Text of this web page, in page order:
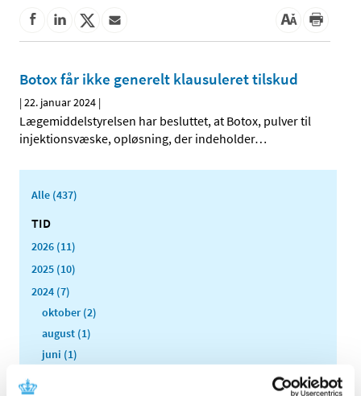
Botox får ikke generelt klausuleret tilskud
|22. januar 2024 |
Lægemiddelstyrelsen har besluttet, at Botox, pulver til
injektionsvæske, opløsning, der indeholder…
Alle (437)
TID
2026 (11)
2025 (10)
2024 (7)
oktober (2)
august (1)
juni (1)